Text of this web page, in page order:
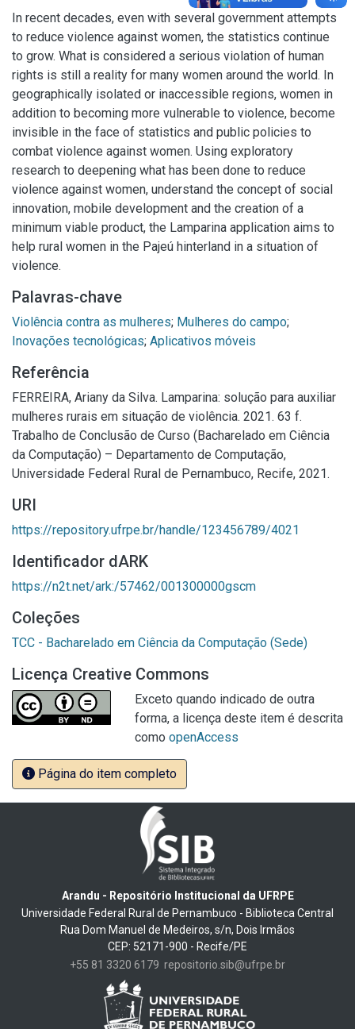
In recent decades, even with several government attempts
to reduce violence against women, the statistics continue
to grow. What is considered a serious violation of human
rights is still a reality for many women around the world. In
geographically isolated or inaccessible regions, women in
addition to becoming more vulnerable to violence, become
invisible in the face of statistics and public policies to
combat violence against women. Using exploratory
research to deepening what has been done to reduce
violence against women, understand the concept of social
innovation, mobile development and the creation of a
minimum viable product, the Lamparina application aims to
help rural women in the Pajeú hinterland in a situation of
violence.
Palavras-chave
Violência contra as mulheres; Mulheres do campo;
Inovações tecnológicas; Aplicativos móveis
Referência
FERREIRA, Ariany da Silva. Lamparina: solução para auxiliar
mulheres rurais em situação de violência. 2021. 63 f.
Trabalho de Conclusão de Curso (Bacharelado em Ciência
da Computação) – Departamento de Computação,
Universidade Federal Rural de Pernambuco, Recife, 2021.
URI
https://repository.ufrpe.br/handle/123456789/4021
Identificador dARK
https://n2t.net/ark:/57462/001300000gscm
Coleções
TCC - Bacharelado em Ciência da Computação (Sede)
Licença Creative Commons
Exceto quando indicado de outra
forma, a licença deste item é descrita
como openAccess
Página do item completo
Arandu - Repositório Institucional da UFRPE
Universidade Federal Rural de Pernambuco - Biblioteca Central
Rua Dom Manuel de Medeiros, s/n, Dois Irmãos
CEP: 52171-900 - Recife/PE
+55 81 3320 6179 repositorio.sib@ufrpe.br